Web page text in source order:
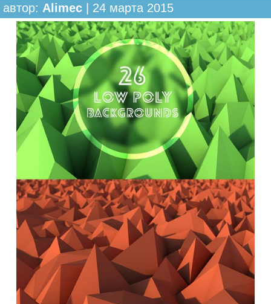
автор: Alimec | 24 марта 2015